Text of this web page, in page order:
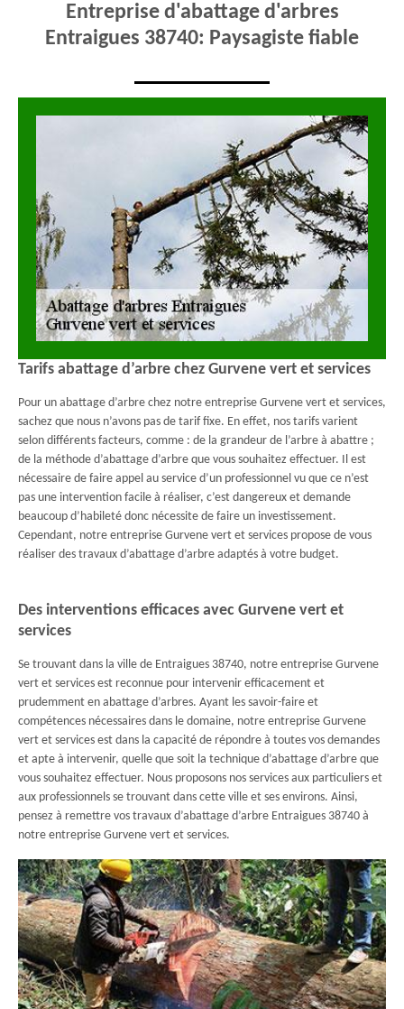
Entreprise d'abattage d'arbres
Entraigues 38740: Paysagiste fiable
Tarifs abattage d’arbre chez Gurvene vert et services
Pour un abattage d’arbre chez notre entreprise Gurvene vert et services,
sachez que nous n’avons pas de tarif fixe. En effet, nos tarifs varient
selon différents facteurs, comme : de la grandeur de l’arbre à abattre ;
de la méthode d’abattage d’arbre que vous souhaitez effectuer. Il est
nécessaire de faire appel au service d’un professionnel vu que ce n’est
pas une intervention facile à réaliser, c’est dangereux et demande
beaucoup d’habileté donc nécessite de faire un investissement.
Cependant, notre entreprise Gurvene vert et services propose de vous
réaliser des travaux d’abattage d’arbre adaptés à votre budget.
Des interventions efficaces avec Gurvene vert et
services
Se trouvant dans la ville de Entraigues 38740, notre entreprise Gurvene
vert et services est reconnue pour intervenir efficacement et
prudemment en abattage d’arbres. Ayant les savoir-faire et
compétences nécessaires dans le domaine, notre entreprise Gurvene
vert et services est dans la capacité de répondre à toutes vos demandes
et apte à intervenir, quelle que soit la technique d’abattage d’arbre que
vous souhaitez effectuer. Nous proposons nos services aux particuliers et
aux professionnels se trouvant dans cette ville et ses environs. Ainsi,
pensez à remettre vos travaux d’abattage d’arbre Entraigues 38740 à
notre entreprise Gurvene vert et services.